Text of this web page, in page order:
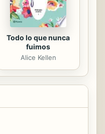
Todo lo que nunca
fuimos
Alice Kellen